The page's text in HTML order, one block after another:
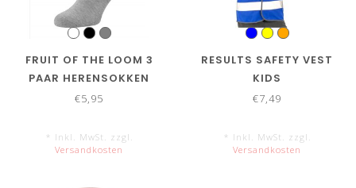
FRUIT OF THE LOOM 3
PAAR HERENSOKKEN
€5,95
* Inkl. MwSt. zzgl.
Versandkosten
RESULTS SAFETY VEST
KIDS
€7,49
* Inkl. MwSt. zzgl.
Versandkosten